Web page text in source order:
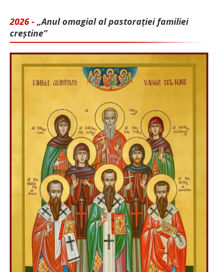
2026 - „Anul omagial al pastorației familiei
creștine”